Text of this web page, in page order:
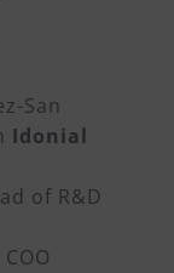
San
Idonial
of R&D